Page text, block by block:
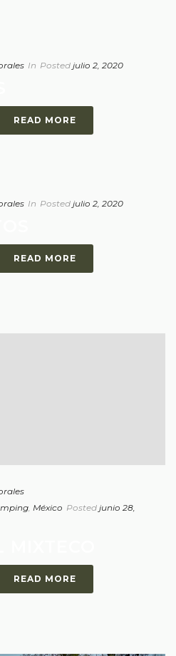
In Posted julio 2, 2020
READ MORE
In Posted julio 2, 2020
READ MORE
México Posted junio 28,
READ MORE